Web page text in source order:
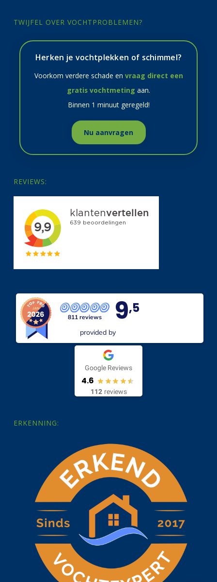
TWIJFEL OVER VOCHTPROBLEMEN?
Herken je vochtplekken of schimmel?
Voorkom verdere schade en vraag direct een
gratis vochtmeting aan.
Binnen 1 minuut geregeld!
Nu aanvragen
REVIEWS:
811 reviews 9,5
provided by
Google Reviews
4.6
112 reviews
ERKENNING: